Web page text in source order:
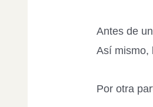
Antes de
Así mismo,
Por otra